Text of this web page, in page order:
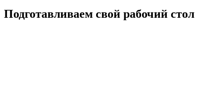
Подготавливаем свой рабочий стол